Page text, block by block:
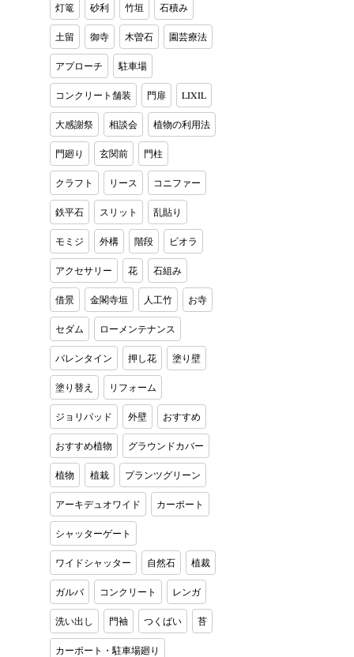
灯篭 砂利 竹垣 石積み
土留 御寺 木曽石 園芸療法
アプローチ 駐車場
コンクリート舗装 門扉 LIXIL
大感謝祭 相談会 植物の利用法
門廻り 玄関前 門柱
クラフト リース コニファー
鉄平石 スリット 乱貼り
モミジ 外構 階段 ビオラ
アクセサリー 花 石組み
借景 金閣寺垣 人工竹 お寺
セダム ローメンテナンス
バレンタイン 押し花 塗り壁
塗り替え リフォーム
ジョリパッド 外壁 おすすめ
おすすめ植物 グラウンドカバー
植物 植栽 プランツグリーン
アーキデュオワイド カーポート
シャッターゲート
ワイドシャッター 自然石 植裁
ガルバ コンクリート レンガ
洗い出し 門袖 つくばい 苔
カーポート・駐車場廻り